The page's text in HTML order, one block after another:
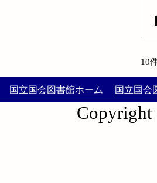
10
国立国会図書館ホーム 国立国会